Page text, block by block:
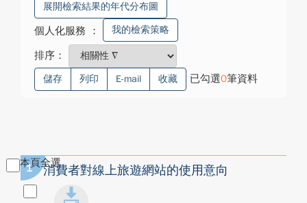
展開檢索結果的年代分布圖
個人化服務 ： 我的檢索策略
排序：
儲存 列印 E-mail 收藏 已勾選0筆資料
本頁全選
1 消費者對線上旅遊網站的使用意向